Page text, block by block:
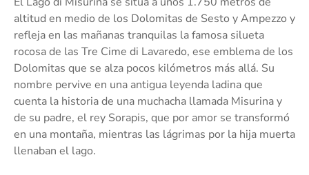
altitud en medio de los Dolomitas de Sesto y Ampezzo y
refleja en las mañanas tranquilas la famosa silueta
rocosa de las Tre Cime di Lavaredo, ese emblema de los
Dolomitas que se alza pocos kilómetros más allá. Su
nombre pervive en una antigua leyenda ladina que
cuenta la historia de una muchacha llamada Misurina y
de su padre, el rey Sorapis, que por amor se transformó
en una montaña, mientras las lágrimas por la hija muerta
llenaban el lago.